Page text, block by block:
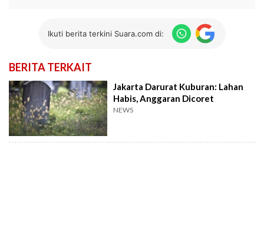
Ikuti berita terkini Suara.com di:
BERITA TERKAIT
Jakarta Darurat Kuburan: Lahan
Habis, Anggaran Dicoret
NEWS